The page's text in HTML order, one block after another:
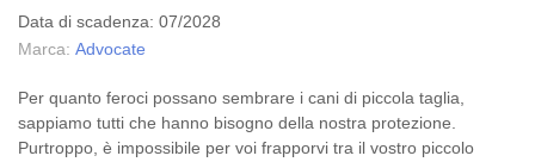
Data di scadenza: 07/2028
Marca: Advocate
Per quanto feroci possano sembrare i cani di piccola taglia,
sappiamo tutti che hanno bisogno della nostra protezione.
Purtroppo, è impossibile per voi frapporvi tra il vostro piccolo